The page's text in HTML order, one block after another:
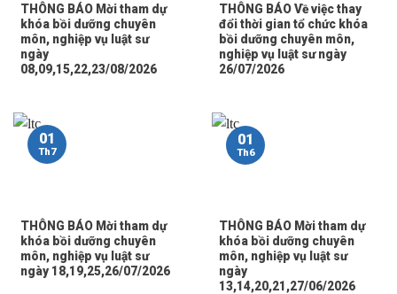
THÔNG BÁO Mời tham dự
khóa bồi dưỡng chuyên
môn, nghiệp vụ luật sư
ngày
08,09,15,22,23/08/2026
THÔNG BÁO Về việc thay
đổi thời gian tổ chức khóa
bồi dưỡng chuyên môn,
nghiệp vụ luật sư ngày
26/07/2026
THÔNG BÁO Mời tham dự
khóa bồi dưỡng chuyên
môn, nghiệp vụ luật sư
ngày 18,19,25,26/07/2026
01
Th7
THÔNG BÁO Mời tham dự
khóa bồi dưỡng chuyên
môn, nghiệp vụ luật sư
ngày
13,14,20,21,27/06/2026
01
Th6